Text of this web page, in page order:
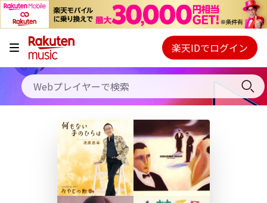
キャンペーン
料金プラン
使い方
初回30日間無料お試し
Webプレイヤー
ご契約内容の確認・変更
楽天IDでログイン